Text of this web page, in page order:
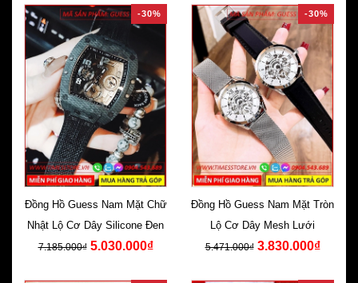
-30%
Đồng Hồ Guess Nam Mặt Chữ
Nhật Lộ Cơ Dây Silicone Đen
7.185.000₫ 5.030.000₫
-30%
Đồng Hồ Guess Nam Mặt Tròn
Lộ Cơ Dây Mesh Lưới
5.471.000₫ 3.830.000₫